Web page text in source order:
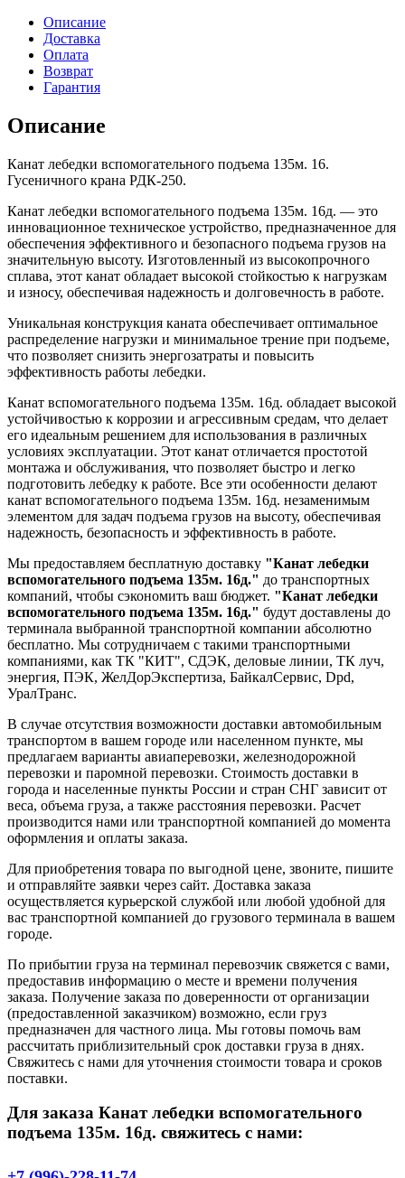
Описание
Доставка
Оплата
Возврат
Гарантия
Описание
Канат лебедки вспомогательного подъема 135м. 16.
Гусеничного крана РДК-250.
Канат лебедки вспомогательного подъема 135м. 16д. — это
инновационное техническое устройство, предназначенное для
обеспечения эффективного и безопасного подъема грузов на
значительную высоту. Изготовленный из высокопрочного
сплава, этот канат обладает высокой стойкостью к нагрузкам
и износу, обеспечивая надежность и долговечность в работе.
Уникальная конструкция каната обеспечивает оптимальное
распределение нагрузки и минимальное трение при подъеме,
что позволяет снизить энергозатраты и повысить
эффективность работы лебедки.
Канат вспомогательного подъема 135м. 16д. обладает высокой
устойчивостью к коррозии и агрессивным средам, что делает
его идеальным решением для использования в различных
условиях эксплуатации. Этот канат отличается простотой
монтажа и обслуживания, что позволяет быстро и легко
подготовить лебедку к работе. Все эти особенности делают
канат вспомогательного подъема 135м. 16д. незаменимым
элементом для задач подъема грузов на высоту, обеспечивая
надежность, безопасность и эффективность в работе.
Мы предоставляем бесплатную доставку "Канат лебедки
вспомогательного подъема 135м. 16д." до транспортных
компаний, чтобы сэкономить ваш бюджет. "Канат лебедки
вспомогательного подъема 135м. 16д." будут доставлены до
терминала выбранной транспортной компании абсолютно
бесплатно. Мы сотрудничаем с такими транспортными
компаниями, как ТК "КИТ", СДЭК, деловые линии, ТК луч,
энергия, ПЭК, ЖелДорЭкспертиза, БайкалСервис, Dpd,
УралТранс.
В случае отсутствия возможности доставки автомобильным
транспортом в вашем городе или населенном пункте, мы
предлагаем варианты авиаперевозки, железнодорожной
перевозки и паромной перевозки. Стоимость доставки в
города и населенные пункты России и стран СНГ зависит от
веса, объема груза, а также расстояния перевозки. Расчет
производится нами или транспортной компанией до момента
оформления и оплаты заказа.
Для приобретения товара по выгодной цене, звоните, пишите
и отправляйте заявки через сайт. Доставка заказа
осуществляется курьерской службой или любой удобной для
вас транспортной компанией до грузового терминала в вашем
городе.
По прибытии груза на терминал перевозчик свяжется с вами,
предоставив информацию о месте и времени получения
заказа. Получение заказа по доверенности от организации
(предоставленной заказчиком) возможно, если груз
предназначен для частного лица. Мы готовы помочь вам
рассчитать приблизительный срок доставки груза в днях.
Свяжитесь с нами для уточнения стоимости товара и сроков
поставки.
Для заказа Канат лебедки вспомогательного
подъема 135м. 16д. свяжитесь с нами: